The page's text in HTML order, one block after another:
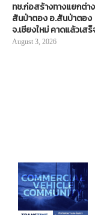
ทช.ก่อสร้างทางแยกต่า
สันป่าตอง อ.สันป่าตอง
จ.เชียงใหม่ คาดแล้วเส
August 3, 2026